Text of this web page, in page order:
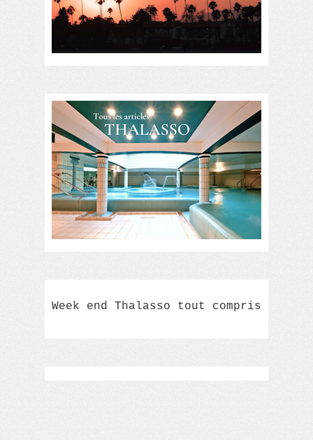
Week end Thalasso tout compris